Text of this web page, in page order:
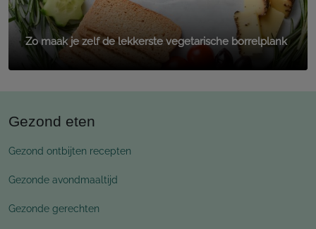
Zo maak je zelf de lekkerste vegetarische borrelplank
Gezond eten
Gezond ontbijten recepten
Gezonde avondmaaltijd
Gezonde gerechten